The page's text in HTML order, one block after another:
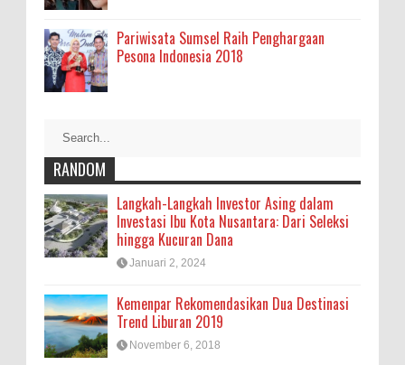
Pariwisata Sumsel Raih Penghargaan
Pesona Indonesia 2018
RANDOM
Langkah-Langkah Investor Asing dalam
Investasi Ibu Kota Nusantara: Dari Seleksi
hingga Kucuran Dana
Januari 2, 2024
Kemenpar Rekomendasikan Dua Destinasi
Trend Liburan 2019
November 6, 2018